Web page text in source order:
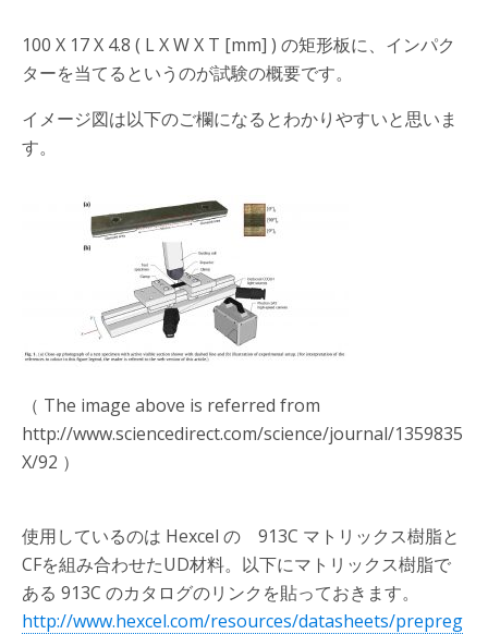
100 X 17 X 4.8 ( L X W X T [mm] ) の矩形板に、インパク
ターを当てるというのが試験の概要です。
イメージ図は以下のご欄になるとわかりやすいと思いま
す。
（ The image above is referred from
http://www.sciencedirect.com/science/journal/1359835
X/92 ）
使用しているのは Hexcel の 913C マトリックス樹脂と
CFを組み合わせたUD材料。以下にマトリックス樹脂で
ある 913C のカタログのリンクを貼っておきます。
http://www.hexcel.com/resources/datasheets/prepreg